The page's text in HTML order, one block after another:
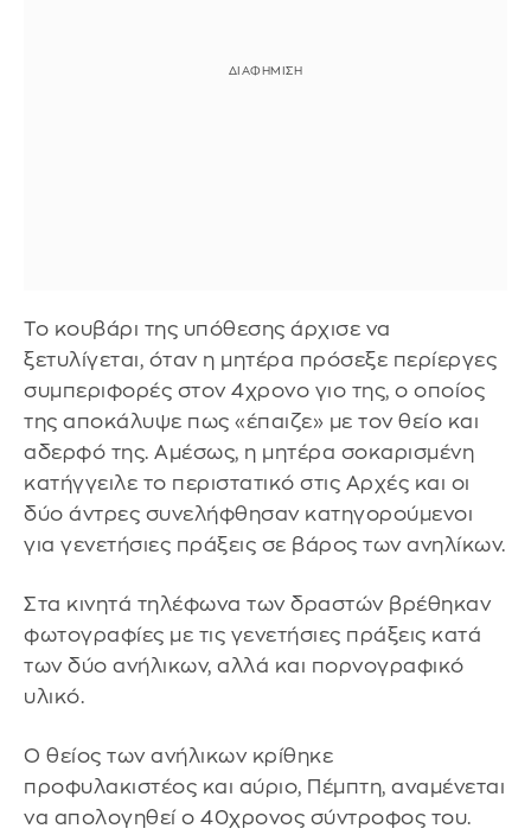
Το κουβάρι της υπόθεσης άρχισε να
ξετυλίγεται, όταν η μητέρα πρόσεξε περίεργες
συμπεριφορές στον 4χρονο γιο της, ο οποίος
της αποκάλυψε πως «έπαιζε» με τον θείο και
αδερφό της. Αμέσως, η μητέρα σοκαρισμένη
κατήγγειλε το περιστατικό στις Αρχές και οι
δύο άντρες συνελήφθησαν κατηγορούμενοι
για γενετήσιες πράξεις σε βάρος των ανηλίκων.
Στα κινητά τηλέφωνα των δραστών βρέθηκαν
φωτογραφίες με τις γενετήσιες πράξεις κατά
των δύο ανήλικων, αλλά και πορνογραφικό
υλικό.
Ο θείος των ανήλικων κρίθηκε
προφυλακιστέος και αύριο, Πέμπτη, αναμένεται
να απολογηθεί ο 40χρονος σύντροφος του.